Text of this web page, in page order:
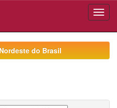
do Brasil